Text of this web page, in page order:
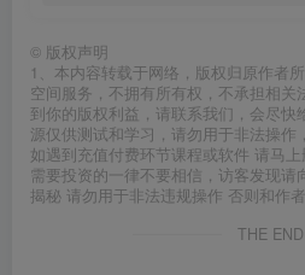
© 版权声明
1、本内容转载于网络，版权归原作者
空间服务，不拥有所有权，不承担相
到你的版权利益，请联系我们，会尽快
源仅供测试和学习，请勿用于非法操作
如遇到充值付费环节课程或软件 请马
需要投资的一律不要相信，访客发现请
揭秘 请勿用于非法违规操作 否则和作
THE END